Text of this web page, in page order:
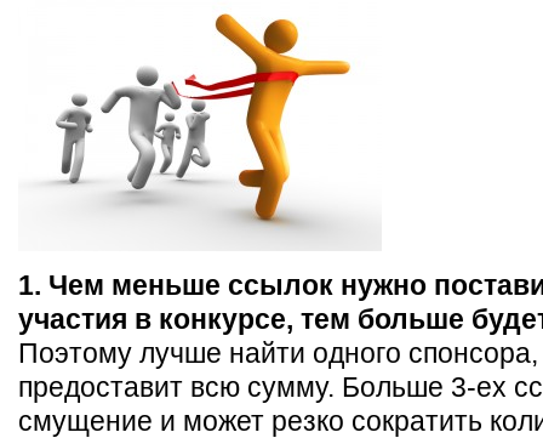
1. Чем меньше ссылок нужно
участия в конкурсе, тем больше
Поэтому лучше найти одного
предоставит всю сумму. Больше 3-ех
смущение и может резко сократить